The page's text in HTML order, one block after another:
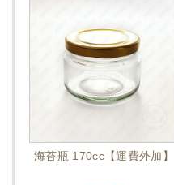
海苔瓶 170cc【運費外加】